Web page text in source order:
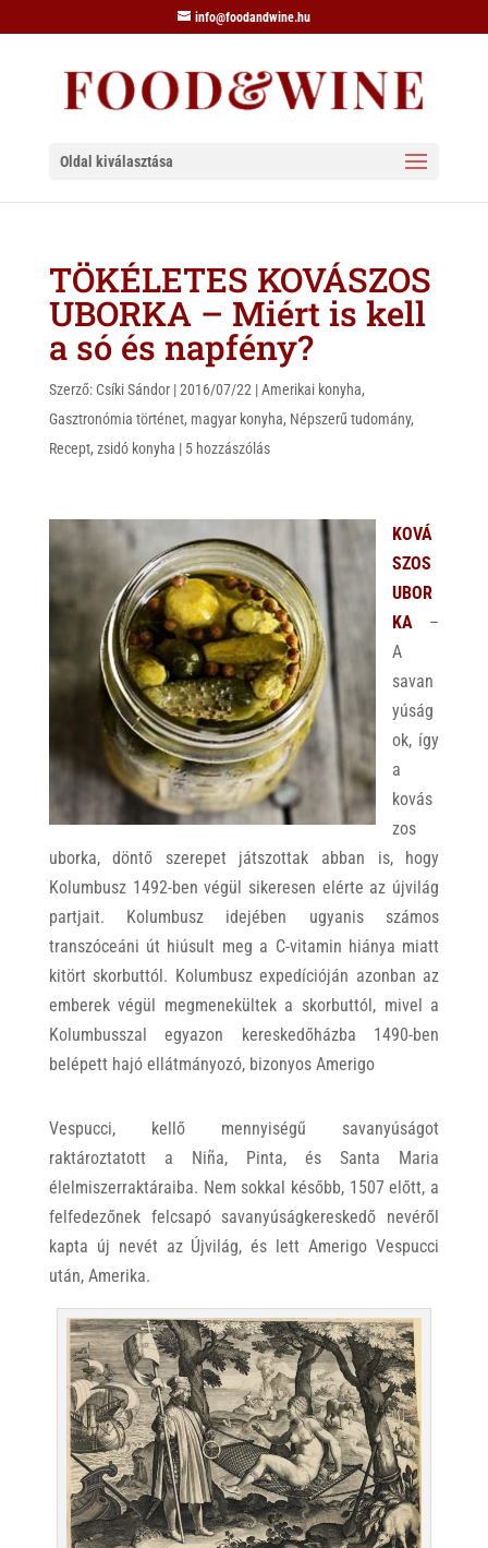
info@foodandwine.hu
Oldal kiválasztása
TÖKÉLETES KOVÁSZOS
UBORKA – Miért is kell
a só és napfény?
Szerző: Csíki Sándor|2016/07/22 |Amerikai konyha,
Gasztronómia történet, magyar konyha, Népszerű tudomány,
Recept, zsidó konyha | 5 hozzászólás
KOVÁ
SZOS
UBOR
KA–
A
savan
yúság
ok, így
a
kovás
zos
uborka, döntő szerepet játszottak abban is, hogy
Kolumbusz 1492-ben végül sikeresen elérte az újvilág
partjait. Kolumbusz idejében ugyanis számos
transzóceáni út hiúsult meg a C-vitamin hiánya miatt
kitört skorbuttól. Kolumbusz expedícióján azonban az
emberek végül megmenekültek a skorbuttól, mivel a
Kolumbusszal egyazon kereskedőházba 1490-ben
belépett hajó ellátmányozó, bizonyos Amerigo
Vespucci, kellő mennyiségű savanyúságot
raktároztatott a Niña, Pinta, és Santa Maria
élelmiszerraktáraiba. Nem sokkal később, 1507 előtt, a
felfedezőnek felcsapó savanyúságkereskedő nevéről
kapta új nevét az Újvilág, és lett Amerigo Vespucci
után, Amerika.